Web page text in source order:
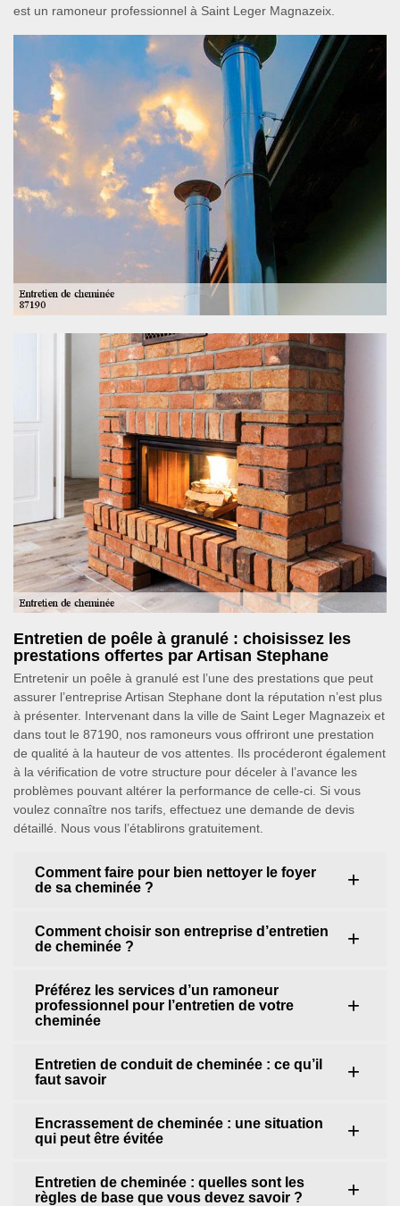
est un ramoneur professionnel à Saint Leger Magnazeix.
Entretien de poêle à granulé : choisissez les
prestations offertes par Artisan Stephane
Entretenir un poêle à granulé est l’une des prestations que peut
assurer l’entreprise Artisan Stephane dont la réputation n’est plus
à présenter. Intervenant dans la ville de Saint Leger Magnazeix et
dans tout le 87190, nos ramoneurs vous offriront une prestation
de qualité à la hauteur de vos attentes. Ils procéderont également
à la vérification de votre structure pour déceler à l’avance les
problèmes pouvant altérer la performance de celle-ci. Si vous
voulez connaître nos tarifs, effectuez une demande de devis
détaillé. Nous vous l’établirons gratuitement.
Comment faire pour bien nettoyer le foyer
de sa cheminée ?
Comment choisir son entreprise d’entretien
de cheminée ?
Préférez les services d’un ramoneur
professionnel pour l’entretien de votre
cheminée
Entretien de conduit de cheminée : ce qu’il
faut savoir
Encrassement de cheminée : une situation
qui peut être évitée
Entretien de cheminée : quelles sont les
règles de base que vous devez savoir ?